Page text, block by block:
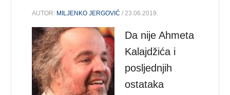
AUTOR: MILJENKO JERGOVIĆ / 23.06.2019.
Da nije Ahmeta
Kalajdžića i
posljednjih
ostataka